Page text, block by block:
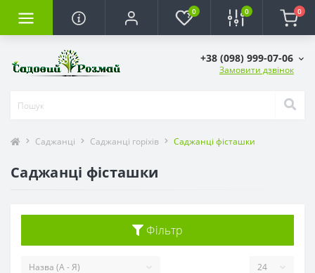
0 0 0
+38 (098) 999-07-06
Замовити дзвінок
Саджанці Саджанці горіхів Саджанці фісташки
Саджанці фісташки
Фільтр